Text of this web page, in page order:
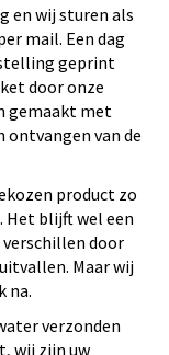
en wij sturen als
mail. Een dag
geprint
door onze
gemaakt met
ontvangen van de
product zo
Het blijft wel een
door
Maar wij
na.
verzonden
wij zijn uw